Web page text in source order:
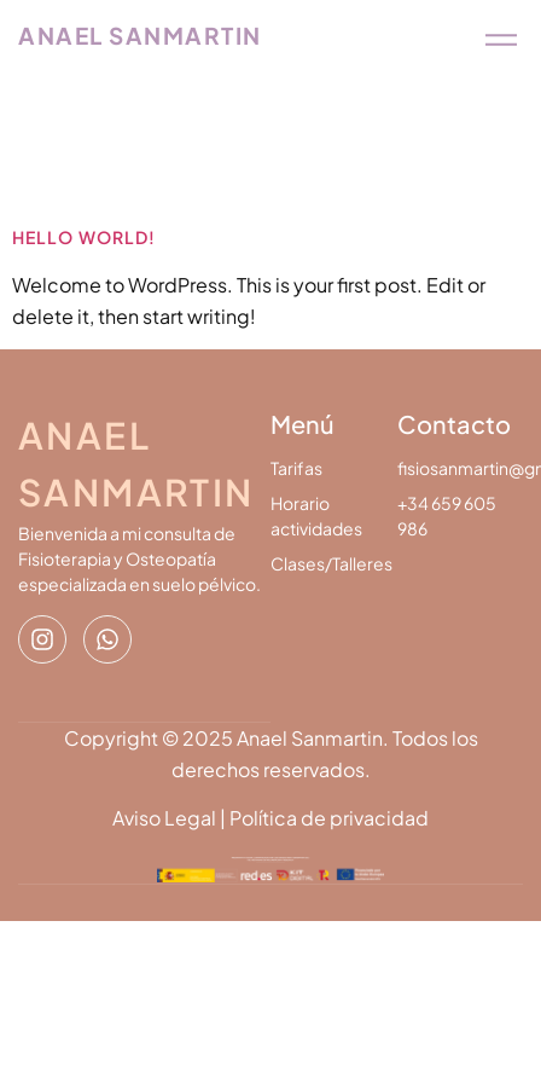
ANAEL SANMARTIN
HELLO WORLD!
Welcome to WordPress. This is your first post. Edit or
delete it, then start writing!
ANAEL
SANMARTIN
Bienvenida a mi consulta de
Fisioterapia y Osteopatía
especializada en suelo pélvico.
Menú
Tarifas
Horario
actividades
Clases/Talleres
Contacto
+34 659 605
986
Copyright © 2025 Anael Sanmartin. Todos los
derechos reservados.
Aviso Legal | Política de privacidad